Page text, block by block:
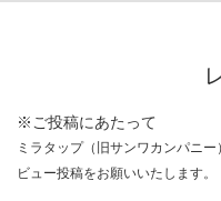
※ご投稿にあたって
ミラタップ（旧サンワカンパニー
ビュー投稿をお願いいたします。